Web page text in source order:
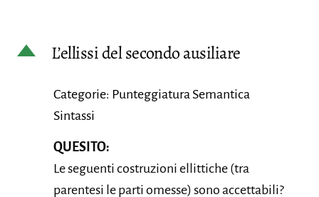
D L’ellissi del secondo ausiliare
Categorie: Punteggiatura Semantica
Sintassi
QUESITO:
Le seguenti costruzioni ellittiche (tra
parentesi le parti omesse) sono accettabili?